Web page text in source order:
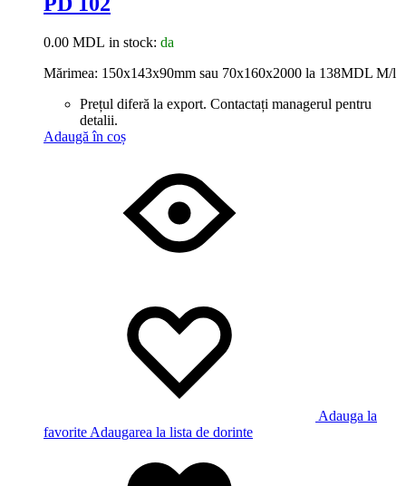
0.00 MDL in stock: da
Mărimea: 150x143x90mm sau 70x160x2000 la 138MDL M/l
Prețul diferă la export. Contactați managerul pentru
detalii.
Adaugă în coș
Adauga la
favorite Adaugarea la lista de dorinte